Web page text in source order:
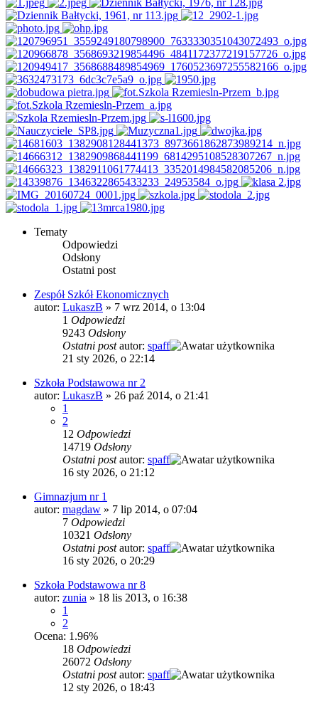
Tematy
Odpowiedzi
Odsłony
Ostatni post
Zespół Szkół Ekonomicznych
autor: LukaszB » 7 wrz 2014, o 13:04
1 Odpowiedzi
9243 Odsłony
Ostatni postautor: spaff
21 sty 2026, o 22:14
Szkoła Podstawowa nr 2
autor: LukaszB » 26 paź 2014, o 21:41
1
2
12 Odpowiedzi
14719 Odsłony
Ostatni postautor: spaff
16 sty 2026, o 21:12
Gimnazjum nr 1
autor: magdaw » 7 lip 2014, o 07:04
7 Odpowiedzi
10321 Odsłony
Ostatni postautor: spaff
16 sty 2026, o 20:29
Szkoła Podstawowa nr 8
autor: zunia » 18 lis 2013, o 16:38
1
2
Ocena: 1.96%
18 Odpowiedzi
26072 Odsłony
Ostatni postautor: spaff
12 sty 2026, o 18:43